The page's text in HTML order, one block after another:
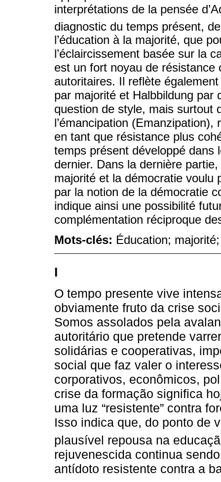
interprétations de la pensée
diagnostic du temps présent,
l’éducation à la majorité, que
l’éclaircissement basée sur la
est un fort noyau de
autoritaires. Il reflète
par majorité et Halbbildung par
question de style, mais surtout
l’émancipation (Emanzipation),
en tant que résistance plus
temps présent développé dans
dernier. Dans la dernière
majorité et la démocratie voulu
par la notion de la démocratie
indique ainsi une possibilité
complémentation réciproque
Mots-clés: Éducation;
I
O tempo presente vive
obviamente fruto da crise
Somos assolados pela
autoritário que pretende
solidárias e cooperativas,
social que faz valer o
corporativos, econômicos,
crise da formação significa
uma luz “resistente” contra
Isso indica que, do ponto de
plausível repousa na
rejuvenescida continua
antídoto resistente contra a